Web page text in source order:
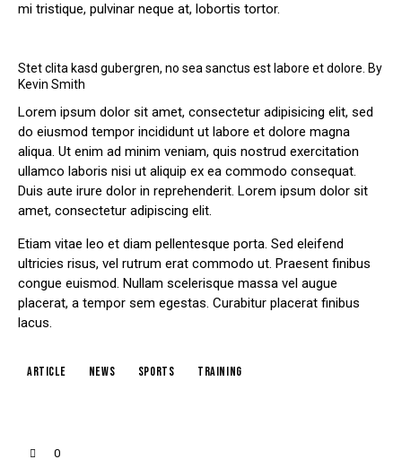
mi tristique, pulvinar neque at, lobortis tortor.
Stet clita kasd gubergren, no sea sanctus est labore et dolore. By
Kevin Smith
Lorem ipsum dolor sit amet, consectetur adipisicing elit, sed
do eiusmod tempor incididunt ut labore et dolore magna
aliqua. Ut enim ad minim veniam, quis nostrud exercitation
ullamco laboris nisi ut aliquip ex ea commodo consequat.
Duis aute irure dolor in reprehenderit. Lorem ipsum dolor sit
amet, consectetur adipiscing elit.
Etiam vitae leo et diam pellentesque porta. Sed eleifend
ultricies risus, vel rutrum erat commodo ut. Praesent finibus
congue euismod. Nullam scelerisque massa vel augue
placerat, a tempor sem egestas. Curabitur placerat finibus
lacus.
article news sports training
0